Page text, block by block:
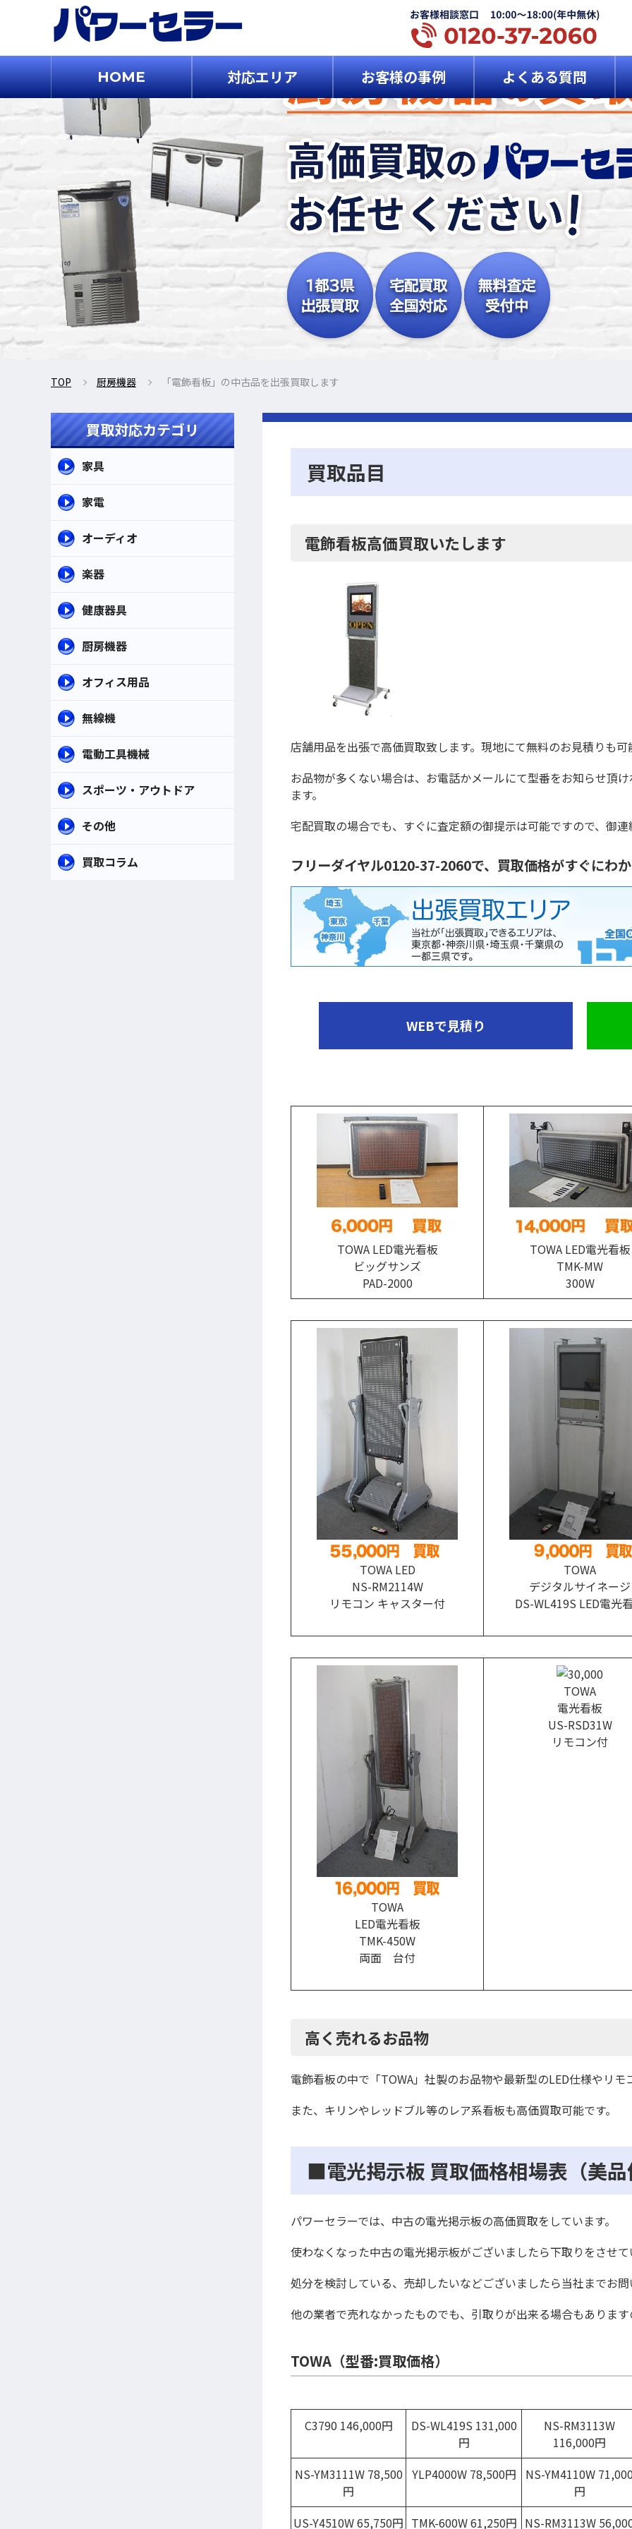
HOME 対応エリア お客様の事例 よくある質問
TOP 厨房機器 「電飾看板」の中古品を出張買取します
買取品目
電飾看板高価買取いたします
店舗用品を出張で高価買取致します。現地にて無料のお見積りも可
お品物が多くない場合は、お電話かメールにて型番をお知らせ頂
ます。
宅配買取の場合でも、すぐに査定額の御提示は可能ですので、御
フリーダイヤル0120-37-2060で、買取価格がすぐにわ
WEBで見積り
TOWA LED電光看板
ビッグサンズ
PAD-2000
TOWA LED電光看板
TMK-MW
300W
TOWA LED
NS-RM2114W
リモコン キャスター付
TOWA
デジタルサイネージ
DS-WL419S LED電光
TOWA
LED電光看板
TMK-450W
両面 台付
TOWA
電光看板
US-RSD31W
リモコン付
高く売れるお品物
電飾看板の中で「TOWA」社製のお品物や最新型のLED仕様やリモ
また、キリンやレッドブル等のレア系看板も高価買取可能です。
■電光掲示板 買取価格相場表（美
パワーセラーでは、中古の電光掲示板の高価買取をしています。
使わなくなった中古の電光掲示板がございましたら下取りをさせ
処分を検討している、売却したいなどございましたら当社までお
他の業者で売れなかったものでも、引取りが出来る場合もありま
TOWA（型番:買取価格）
C3790 146,000円
DS-WL419S 131,000
円
NS-RM3113W
116,000円
NS-YM3111W 78,500
円
YLP4000W 78,500円
NS-YM4110W
円
US-Y4510W 65,750円 TMK-600W 61,250円 NS-RM3113W
買取対応カテゴリ
家具
家電
オーディオ
楽器
健康器具
厨房機器
オフィス用品
無線機
電動工具機械
スポーツ・アウトドア
その他
買取コラム